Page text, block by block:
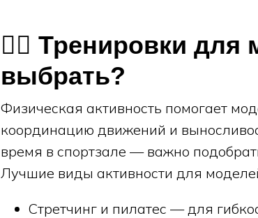
🏃‍♀️ Тренировки для
выбрать?
Физическая активность помогает
координацию движений и
время в спортзале — важно
Лучшие виды активности для
Стретчинг и пилатес — для